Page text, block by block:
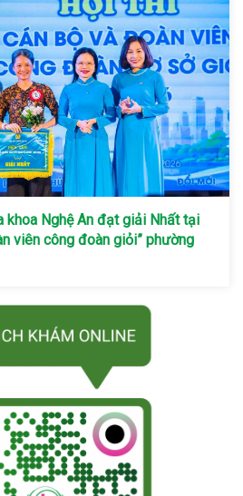
khoa Nghệ An đạt giải Nhất tại
viên công đoàn giỏi” phường